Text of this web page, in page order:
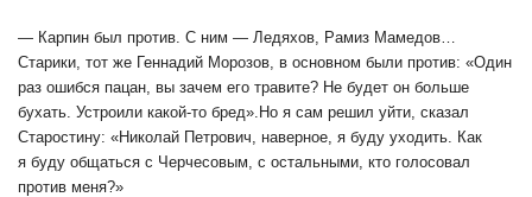
— Карпин был против. С ним — Ледяхов, Рамиз Мамедов…
Старики, тот же Геннадий Морозов, в основном были против: «Один
раз ошибся пацан, вы зачем его травите? Не будет он больше
бухать. Устроили какой-то бред».Но я сам решил уйти, сказал
Старостину: «Николай Петрович, наверное, я буду уходить. Как
я буду общаться с Черчесовым, с остальными, кто голосовал
против меня?»